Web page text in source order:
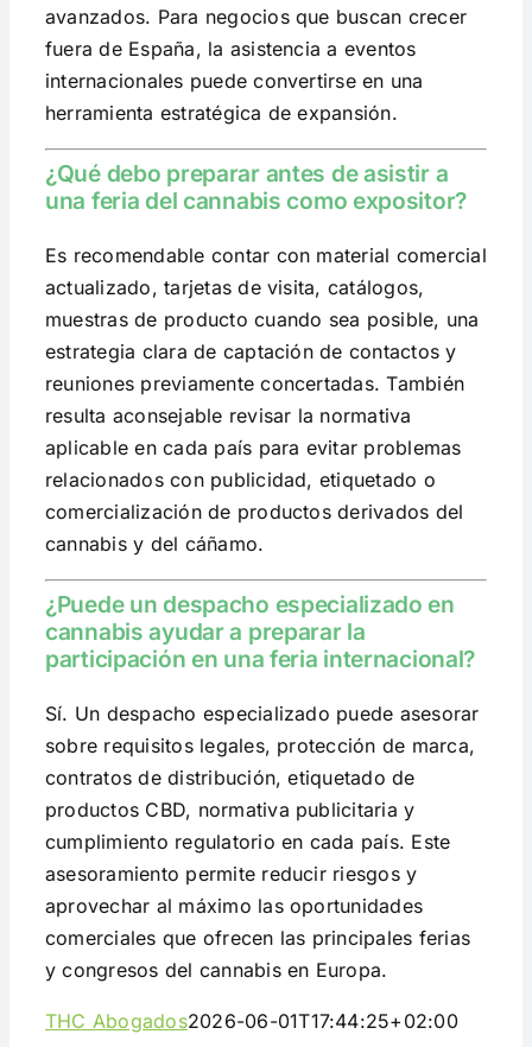
avanzados. Para negocios que buscan crecer
fuera de España, la asistencia a eventos
internacionales puede convertirse en una
herramienta estratégica de expansión.
¿Qué debo preparar antes de asistir a
una feria del cannabis como expositor?
Es recomendable contar con material comercial
actualizado, tarjetas de visita, catálogos,
muestras de producto cuando sea posible, una
estrategia clara de captación de contactos y
reuniones previamente concertadas. También
resulta aconsejable revisar la normativa
aplicable en cada país para evitar problemas
relacionados con publicidad, etiquetado o
comercialización de productos derivados del
cannabis y del cáñamo.
¿Puede un despacho especializado en
cannabis ayudar a preparar la
participación en una feria internacional?
Sí. Un despacho especializado puede asesorar
sobre requisitos legales, protección de marca,
contratos de distribución, etiquetado de
productos CBD, normativa publicitaria y
cumplimiento regulatorio en cada país. Este
asesoramiento permite reducir riesgos y
aprovechar al máximo las oportunidades
comerciales que ofrecen las principales ferias
y congresos del cannabis en Europa.
THC Abogados2026-06-01T17:44:25+02:00